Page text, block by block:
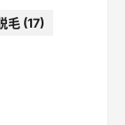
毛(17)